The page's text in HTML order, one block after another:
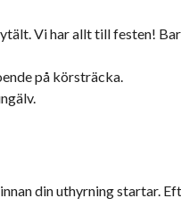
Vi har allt till festen!
på körsträcka.
din uthyrning startar.